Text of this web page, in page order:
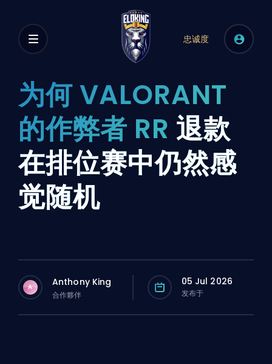
忠诚度
为何 VALORANT
的作弊者 RR 退款
在排位赛中仍然感
觉随机
A Anthony King
合作夥伴
05 Jul 2026
发布于